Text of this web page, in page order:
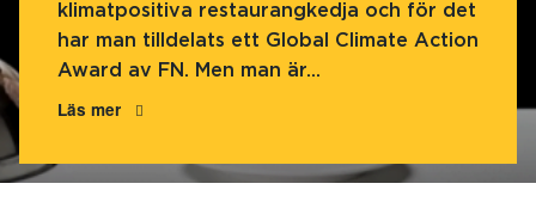
klimatpositiva restaurangkedja och för det
har man tilldelats ett Global Climate Action
Award av FN. Men man är...
Läs mer